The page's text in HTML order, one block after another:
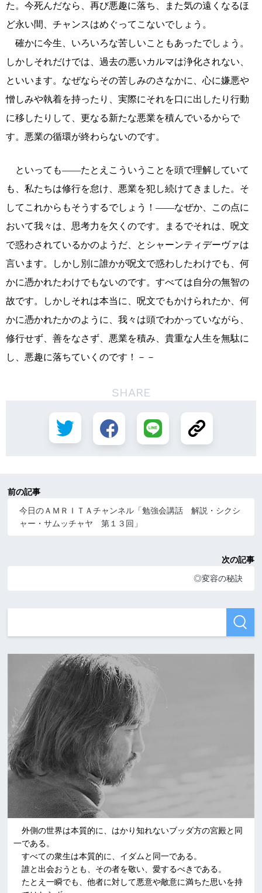
た。今死んだなら、再び悪趣に落ち、また気の遠くなるほ
ど永い間、チャンスはめぐってこないでしょう。
確かに今生、いろいろな苦しいこともあったでしょう。
しかしそれだけでは、過去の悪いカルマは浄化されない、
といいます。なぜならその苦しみのさなかに、心に嫌悪や
憎しみや執着を持ったり、実際にそれを口に出したり行動
に移したりして、更なる新たな悪業を積んでいるからで
す。悪業の循環が終わらないのです。
といっても――たとえこういうことを頭で理解していて
も、私たちは修行を怠け、悪業を犯し続けてきました。そ
してこれからもそうするでしょう！――なぜか、この点に
おいて我々は、思考力を欠くのです。まるでそれは、呪文
で惑わされているかのようだ、とシャーンティデーヴァは
言います。しかし別に誰かが呪文で惑わしたわけでも、何
かに憑かれたわけでもないのです。すべては自分の無智の
故です。しかしそれは本当に、呪文でもかけられたか、何
かに憑かれたかのように、我々は頭でわかっていながら、
修行せず、善をなさず、悪業を積み、貴重な人生を無駄に
し、悪趣に落ちていくのです！－－
SHARE
前の記事
今日のＡＭＲＩＴＡチャンネル「勉強会講話 解説・シクシ
ャー・サムッチャヤ 第１３回」
次の記事
◎変容の秘訣
外側の世界は本質的に、はかり知れないブッダ方の宮殿と同
一である。
すべての衆生は本質的に、イダムと同一である。
誰と出会おうとも、その者を敬い、愛するべきである。
たとえ一瞬でも、他者に対して悪意や敵意に満ちた思いを持